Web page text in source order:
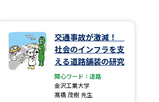
資料検索
交通事故が激減！
社会のインフラを支
える道路舗装の研究
関心ワード：道路
金沢工業大学
髙橋 茂樹 先生